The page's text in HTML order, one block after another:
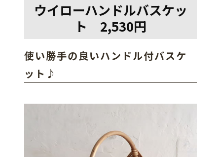
ウイローハンドルバスケッ
ト 2,530円
使い勝手の良いハンドル付バスケ
ット♪